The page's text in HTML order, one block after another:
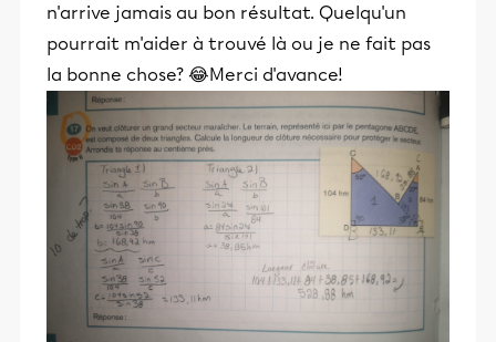
n'arrive jamais au bon résultat. Quelqu'un
pourrait m'aider à trouvé là ou je ne fait pas
la bonne chose? 😂Merci d'avance!